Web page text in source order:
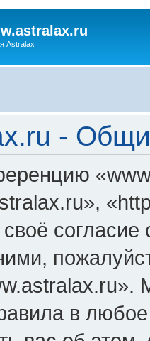
Astralax
-
своё
в